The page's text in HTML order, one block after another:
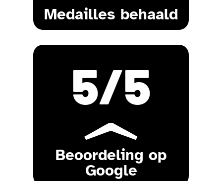
Medailles behaald
5/5
Beoordeling op
Google